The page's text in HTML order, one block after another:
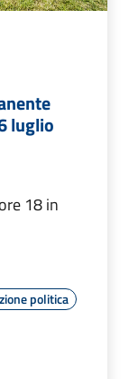
luglio
18 in
politica